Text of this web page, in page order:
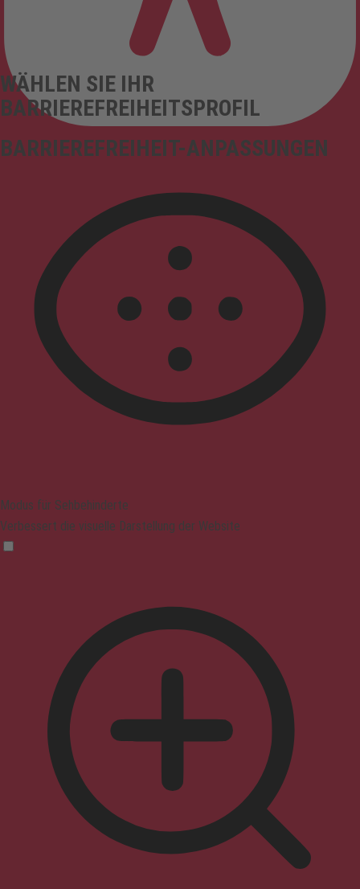
BARRIEREFREIHEIT-ANPASSUNGEN
WÄHLEN SIE IHR
BARRIEREFREIHEITSPROFIL
Modus für Sehbehinderte
Verbessert die visuelle Darstellung der Website